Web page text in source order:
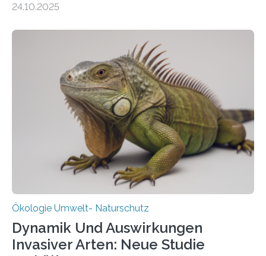
vergangenen fünf Jahren von Wissenschaftlerinnen
heutigen Donnerstag übergeben sie ihren Bericht zur
Aufbauphase an den Auftraggeber, das
Bundesministerium für Landwirtschaft, Ernährung und
Heimat. Braunschweig/Eberswalde (23. Oktober 2025).
Ein Netz aus 155 Messstationen spannt sich neuerdings
über Deutschlands Moorböden. Eingerichtet wurden sie
in den vergangenen fünf Jahren von
Wissenschaftlerinnen und Wissenschaftlern des
Thünen-Instituts für Agrarklimaschutz…
24.10.2025
Ökologie Umwelt- Naturschutz
Dynamik Und Auswirkungen
Invasiver Arten: Neue Studie